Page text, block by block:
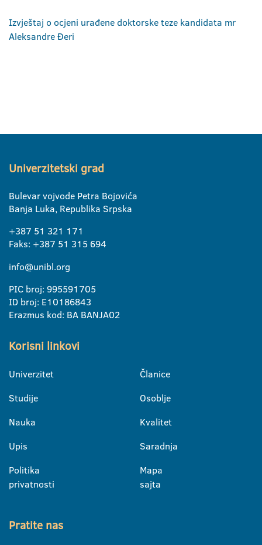
Izvještaj o ocjeni urađene doktorske teze kandidata mr
Aleksandre Đeri
Univerzitetski grad
Bulevar vojvode Petra Bojovića
Banja Luka, Republika Srpska
+387 51 321 171
Faks: +387 51 315 694
info@unibl.org
PIC broj: 995591705
ID broj: E10186843
Erazmus kod: BA BANJA02
Korisni linkovi
Univerzitet
Studije
Nauka
Upis
Politika
privatnosti
Članice
Osoblje
Kvalitet
Saradnja
Mapa
sajta
Pratite nas